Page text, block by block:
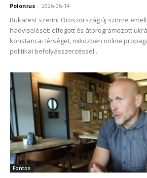
Polonius - 2026-06-14
Bukarest szerint Oroszország új szintre
hadviselését: elfogott és átprogramozott
konstancai térséget, miközben online
politikai befolyásszerzéssel...
Fontos